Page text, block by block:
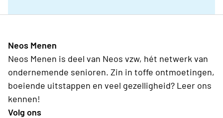
Neos Menen
Neos Menen is deel van Neos vzw, hét netwerk van
ondernemende senioren. Zin in toffe ontmoetingen,
boeiende uitstappen en veel gezelligheid? Leer ons
kennen!
Volg ons